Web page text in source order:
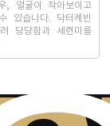
, 얼굴이 작아보이고
있습니다. 닥터케빈
당당함과 세련미를